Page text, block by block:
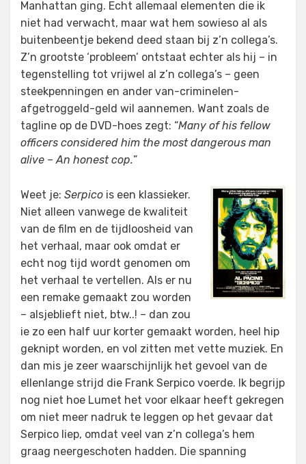
Manhattan ging. Echt allemaal elementen die ik
niet had verwacht, maar wat hem sowieso al als
buitenbeentje bekend deed staan bij z’n collega’s.
Z’n grootste ‘probleem’ ontstaat echter als hij – in
tegenstelling tot vrijwel al z’n collega’s – geen
steekpenningen en ander van-criminelen-
afgetroggeld-geld wil aannemen. Want zoals de
tagline op de DVD-hoes zegt: “Many of his fellow
officers considered him the most dangerous man
alive – An honest cop.”
Weet je: Serpico is een klassieker.
Niet alleen vanwege de kwaliteit
van de film en de tijdloosheid van
het verhaal, maar ook omdat er
echt nog tijd wordt genomen om
het verhaal te vertellen. Als er nu
een remake gemaakt zou worden
– alsjeblieft niet, btw..! – dan zou
ie zo een half uur korter gemaakt worden, heel hip
geknipt worden, en vol zitten met vette muziek. En
dan mis je zeer waarschijnlijk het gevoel van de
ellenlange strijd die Frank Serpico voerde. Ik begrijp
nog niet hoe Lumet het voor elkaar heeft gekregen
om niet meer nadruk te leggen op het gevaar dat
Serpico liep, omdat veel van z’n collega’s hem
graag neergeschoten hadden. Die spanning